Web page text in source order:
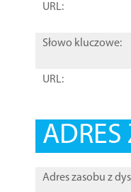
URL:
Słowo kluczowe:
URL:
ADRES
Adres zasobu z